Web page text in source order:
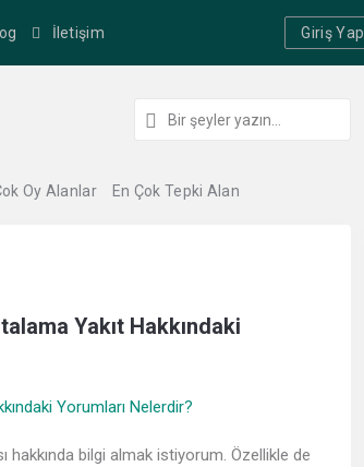
İletişim Giriş Yap
Oy Alanlar En Çok Tepki Alan
Yakıt Hakkındaki
bilgi almak istiyorum. Özellikle de